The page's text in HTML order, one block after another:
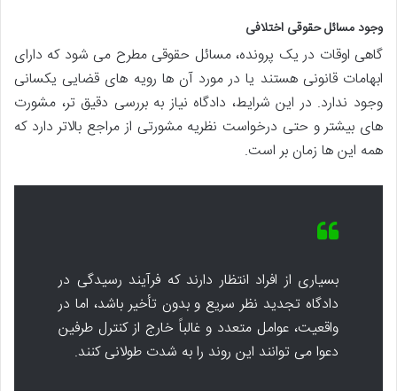
وجود مسائل حقوقی اختلافی
گاهی اوقات در یک پرونده، مسائل حقوقی مطرح می شود که دارای
ابهامات قانونی هستند یا در مورد آن ها رویه های قضایی یکسانی
وجود ندارد. در این شرایط، دادگاه نیاز به بررسی دقیق تر، مشورت
های بیشتر و حتی درخواست نظریه مشورتی از مراجع بالاتر دارد که
همه این ها زمان بر است.
بسیاری از افراد انتظار دارند که فرآیند رسیدگی در
دادگاه تجدید نظر سریع و بدون تأخیر باشد، اما در
واقعیت، عوامل متعدد و غالباً خارج از کنترل طرفین
دعوا می توانند این روند را به شدت طولانی کنند.